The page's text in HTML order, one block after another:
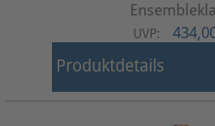
UVP:
Produktdetails